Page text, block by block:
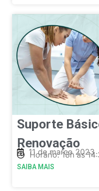
Suporte
Renovação
11 de março 2023
Horário: 13h às
SAIBA MAIS